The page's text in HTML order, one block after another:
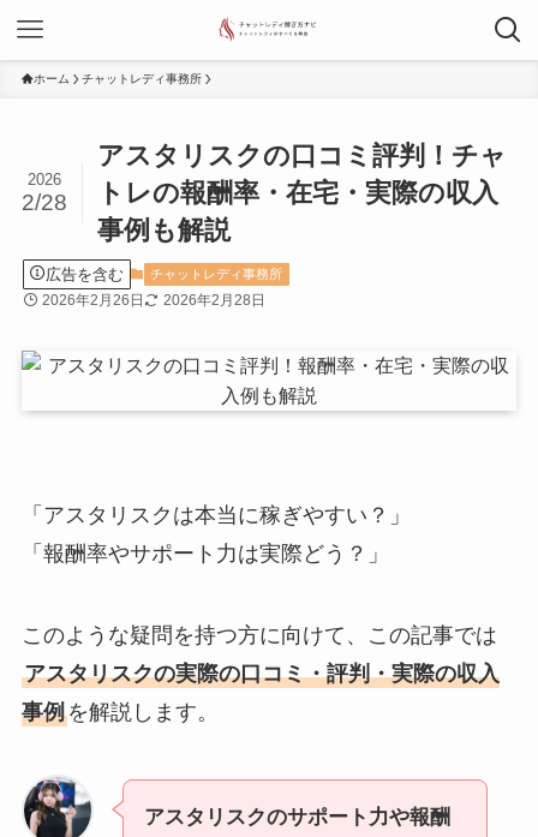
ホーム チャットレディ事務所
アスタリスクの口コミ評判！チャ
トレの報酬率・在宅・実際の収入
事例も解説
2026
2/28
広告を含む チャットレディ事務所
2026年2月26日 2026年2月28日
「アスタリスクは本当に稼ぎやすい？」
「報酬率やサポート力は実際どう？」
このような疑問を持つ方に向けて、この記事では
アスタリスクの実際の口コミ・評判・実際の収入
事例を解説します。
アスタリスクのサポート力や報酬